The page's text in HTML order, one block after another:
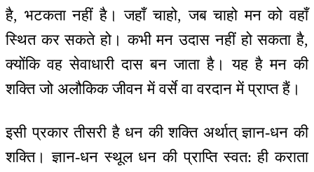
है, भटकता नहीं है। जहाँ चाहो, जब चाहो मन को वहाँ
स्थित कर सकते हो। कभी मन उदास नहीं हो सकता है,
क्योंकि वह सेवाधारी दास बन जाता है। यह है मन की
शक्ति जो अलौकिक जीवन में वर्से वा वरदान में प्राप्त हैं।
इसी प्रकार तीसरी है धन की शक्ति अर्थात् ज्ञान-धन की
शक्ति। ज्ञान-धन स्थूल धन की प्राप्ति स्वत: ही कराता